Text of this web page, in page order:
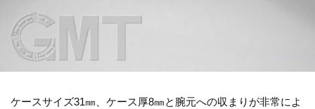
ケースサイズ31㎜、ケース厚8㎜と腕元への収まりが非常によ